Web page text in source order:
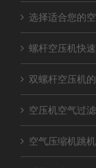
选择适合您的
螺杆空压机快
双螺杆空压机
空压机空气过
空气压缩机跳